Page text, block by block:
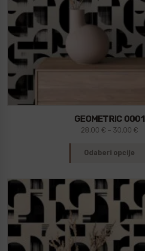
GEOMETRIC 0001
28,00 € – 30,00 €
Odaberi opcije